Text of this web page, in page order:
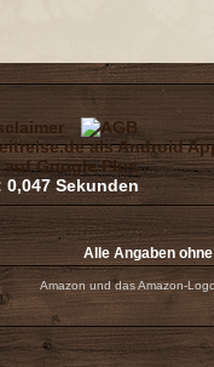
Alle Angaben
Amazon und das Amazon-